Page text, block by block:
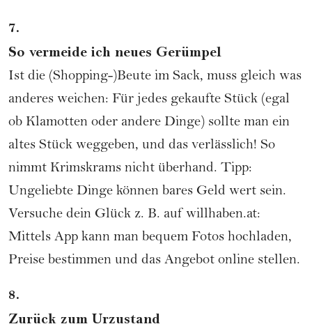
7.
So vermeide ich neues Gerümpel
Ist die (Shopping-)Beute im Sack, muss gleich was
anderes weichen: Für jedes gekaufte Stück (egal
ob Klamotten oder andere Dinge) sollte man ein
altes Stück weggeben, und das verlässlich! So
nimmt Krimskrams nicht überhand. Tipp:
Ungeliebte Dinge können bares Geld wert sein.
Versuche dein Glück z. B. auf willhaben.at:
Mittels App kann man bequem Fotos hochladen,
Preise bestimmen und das Angebot online stellen.
8.
Zurück zum Urzustand